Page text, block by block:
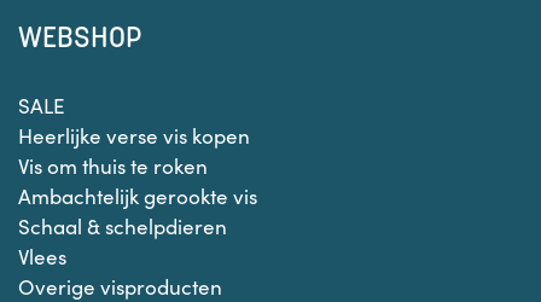
WEBSHOP
SALE
Heerlijke verse vis kopen
Vis om thuis te roken
Ambachtelijk gerookte vis
Schaal & schelpdieren
Vlees
Overige visproducten